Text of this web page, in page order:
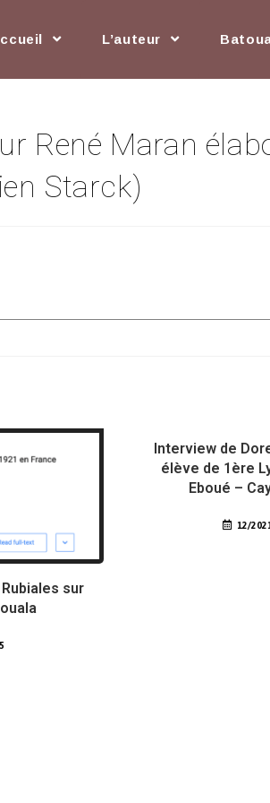
L’auteur
René Maran
Starck)
sur
Interview de
élève de 1ère
Eboué –
12/